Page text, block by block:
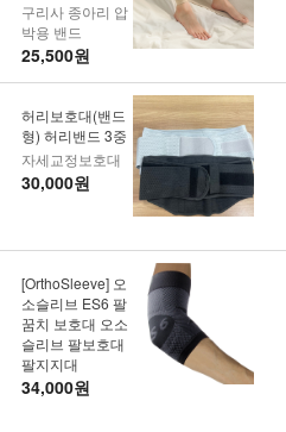
구리사 종아리 압
박용 밴드
25,500원
허리보호대(밴드
형) 허리밴드 3중
자세교정보호대
30,000원
[OrthoSleeve] 오
소슬리브 ES6 팔
꿈치 보호대 오소
슬리브 팔보호대
팔지지대
34,000원